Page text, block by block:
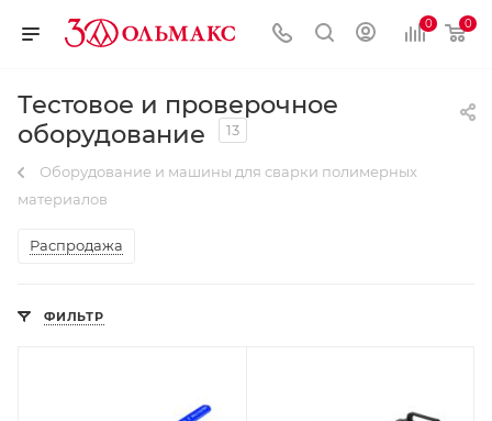
0 0
Тестовое и проверочное
оборудование
13
Оборудование и машины для сварки полимерных
материалов
Распродажа
ФИЛЬТР